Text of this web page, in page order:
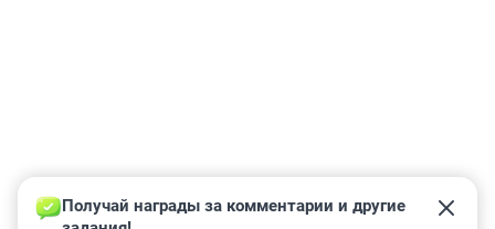
Получай награды за комментарии и другие